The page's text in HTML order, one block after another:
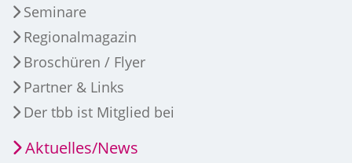
Seminare
Regionalmagazin
Broschüren / Flyer
Partner & Links
Der tbb ist Mitglied bei
Aktuelles/News